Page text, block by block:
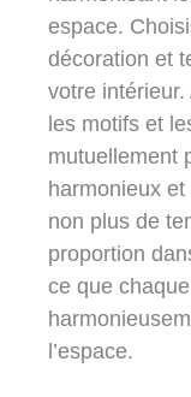
espace.
décoration et
votre
les motifs et
mutuellement
harmonieux et
non plus de
proportion
ce que
l’espace.